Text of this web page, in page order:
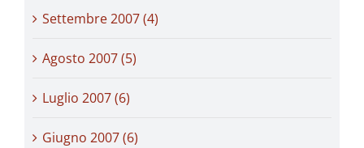
Settembre 2007 (4)
Agosto 2007 (5)
Luglio 2007 (6)
Giugno 2007 (6)